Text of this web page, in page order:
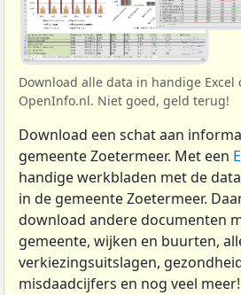
Download alle data in handige Excel
OpenInfo.nl. Niet goed, geld terug!
Download een schat aan
gemeente Zoetermeer. Met een
handige werkbladen met de
in de gemeente Zoetermeer.
download andere documenten
gemeente, wijken en buurten,
verkiezingsuitslagen,
misdaadcijfers en nog veel meer!